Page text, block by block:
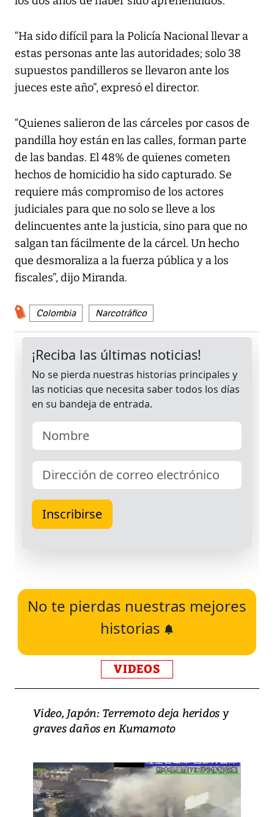
“Ha sido difícil para la Policía Nacional llevar a
estas personas ante las autoridades; solo 38
supuestos pandilleros se llevaron ante los
jueces este año”, expresó el director.
“Quienes salieron de las cárceles por casos de
pandilla hoy están en las calles, forman parte
de las bandas. El 48% de quienes cometen
hechos de homicidio ha sido capturado. Se
requiere más compromiso de los actores
judiciales para que no solo se lleve a los
delincuentes ante la justicia, sino para que no
salgan tan fácilmente de la cárcel. Un hecho
que desmoraliza a la fuerza pública y a los
fiscales”, dijo Miranda.
Colombia Narcotráfico
No te pierdas nuestras mejores
historias
VIDEOS
Video, Japón: Terremoto deja heridos y
graves daños en Kumamoto